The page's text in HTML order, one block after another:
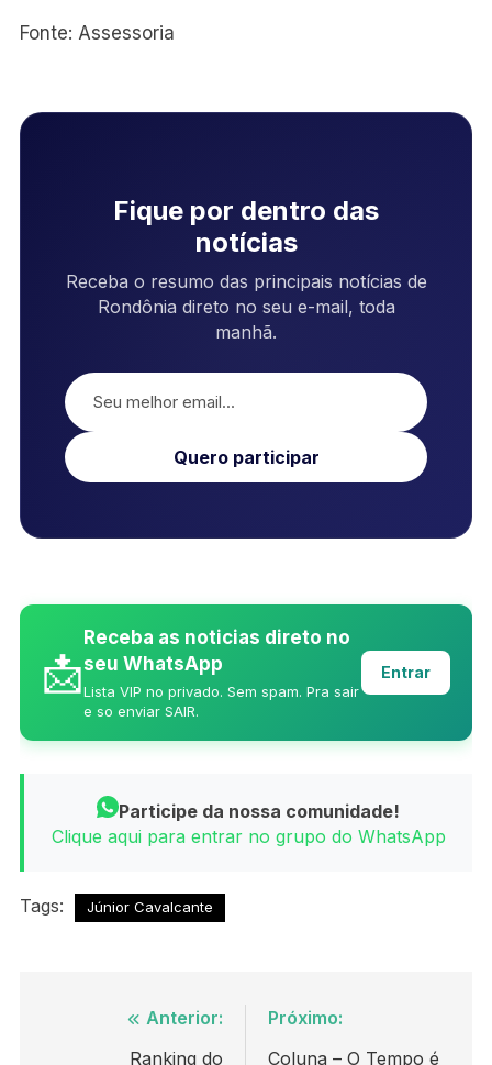
Fonte: Assessoria
Fique por dentro das
notícias
Receba o resumo das principais notícias de
Rondônia direto no seu e-mail, toda
manhã.
Quero participar
📩
Receba as noticias direto no
seu WhatsApp
Lista VIP no privado. Sem spam. Pra sair
e so enviar SAIR.
Entrar
Participe da nossa comunidade!
Clique aqui para entrar no grupo do WhatsApp
Tags: Júnior Cavalcante
NavegaçãoAnterior:
Ranking do
Próximo:
Coluna – O Tempo é